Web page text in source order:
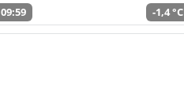
09:59 -1,4 °C